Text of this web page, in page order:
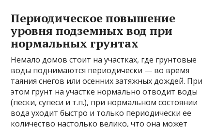
Периодическое повышение
уровня подземных вод при
нормальных грунтах
Немало домов стоит на участках, где грунтовые
воды поднимаются периодически — во время
таяния снегов или осенних затяжных дождей. При
этом грунт на участке нормально отводит воды
(пески, супеси и т.п.), при нормальном состоянии
вода уходит быстро и только периодически ее
количество настолько велико, что она может